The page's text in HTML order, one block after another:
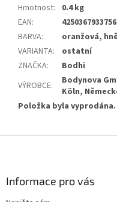
Hmotnost:
0.4 kg
EAN:
4250367933756
BARVA:
oranžová,
VARIANTA:
ostatní
ZNAČKA:
Bodhi
VÝROBCE:
Bodynova
Köln,
Položka byla
Informace pro vás